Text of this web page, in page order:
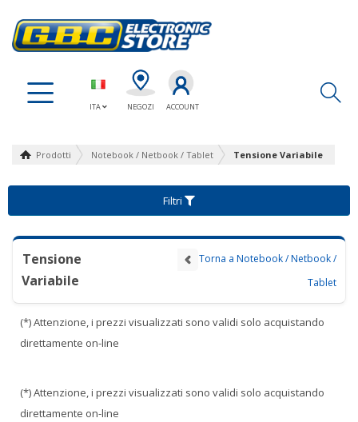
ITA NEGOZI ACCOUNT
Prodotti Notebook / Netbook / Tablet Tensione Variabile
Filtri
Tensione
Variabile
Torna a Notebook / Netbook /
Tablet
(*) Attenzione, i prezzi visualizzati sono validi solo acquistando
direttamente on-line
(*) Attenzione, i prezzi visualizzati sono validi solo acquistando
direttamente on-line